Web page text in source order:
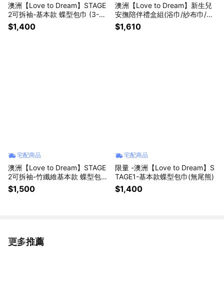
澳洲【Love to Dream】STAGE
2可拆袖-基本款 蝶型包巾 (3-9
個月)
$1,400
澳洲【Love to Dream】新生兒
安撫陪伴禮盒組(浴巾/紗布巾/固
齒風鈴)
$1,610
宅配商品
澳洲【Love to Dream】STAGE
2可拆袖-竹纖維基本款 蝶型包巾
(3-9個月)
$1,500
宅配商品
限量 -澳洲【Love to Dream】S
TAGE1-基本款蝶型包巾(無尾熊)
$1,400
更多推薦
看更多